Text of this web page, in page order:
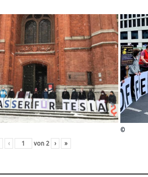
©
‹ von 2 › »